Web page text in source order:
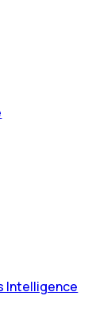
Intelligence